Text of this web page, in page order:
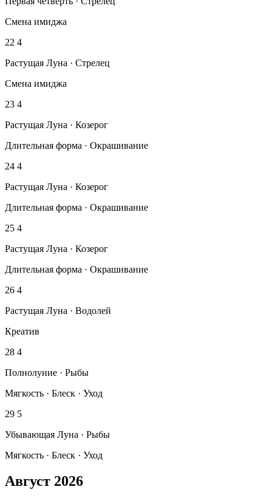
Смена имиджа
22 4
Растущая Луна · Стрелец
Смена имиджа
23 4
Растущая Луна · Козерог
Длительная форма · Окрашивание
24 4
Растущая Луна · Козерог
Длительная форма · Окрашивание
25 4
Растущая Луна · Козерог
Длительная форма · Окрашивание
26 4
Растущая Луна · Водолей
Креатив
28 4
Полнолуние · Рыбы
Мягкость · Блеск · Уход
29 5
Убывающая Луна · Рыбы
Мягкость · Блеск · Уход
Август 2026